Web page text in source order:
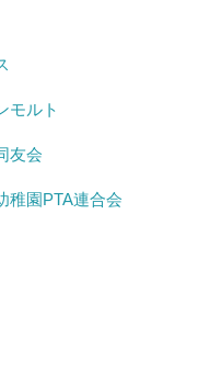
モルト
友会
稚園PTA連合会